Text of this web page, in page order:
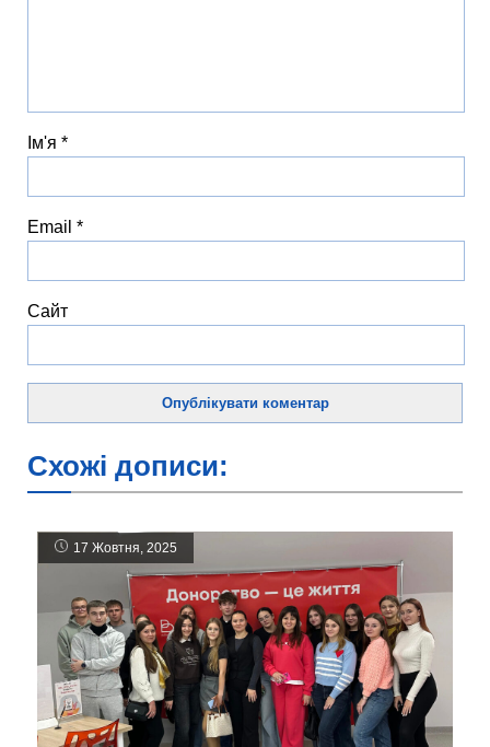
Ім'я *
Email *
Сайт
Схожі дописи:
17 Жовтня, 2025